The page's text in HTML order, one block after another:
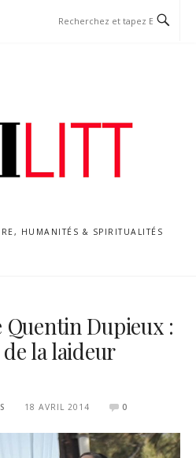
HUMANITÉS & SPIRITUALITÉS
Dupieux :
la laideur
18 AVRIL 2014 0